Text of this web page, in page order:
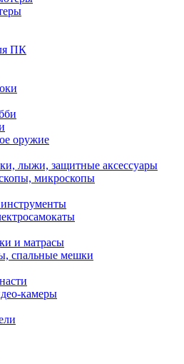
ПК
оружие
лыжи, защитные аксессуары
микроскопы
и матрасы
спальные мешки
камеры